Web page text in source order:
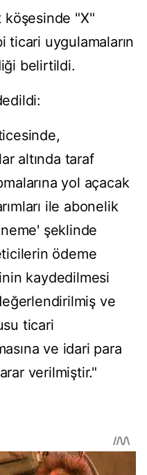
köşesinde "X"
uygulamaların
belirtildi.
altında taraf
yol açacak
ile abonelik
şeklinde
ödeme
kaydedilmesi
ve
ticari
ve idari para
verilmiştir."